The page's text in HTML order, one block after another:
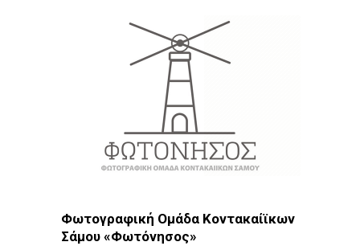
Φωτογραφική Ομάδα Κοντακαίϊκων
Σάμου «Φωτόνησος»